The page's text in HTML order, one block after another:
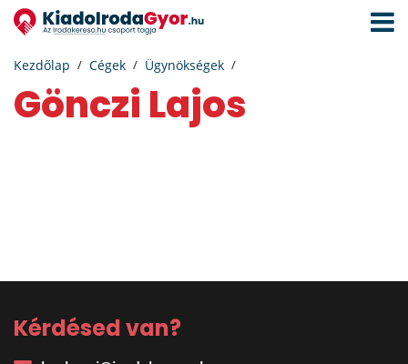
Kezdőlap Cégek Ügynökségek
Gönczi Lajos
Kérdésed van?